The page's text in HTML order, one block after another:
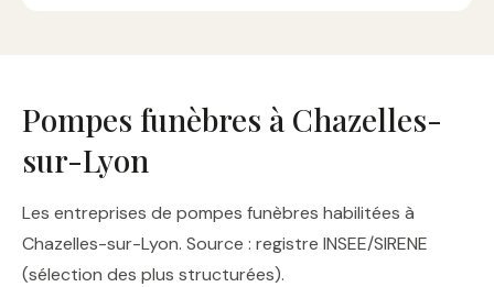
Pompes funèbres à Chazelles-
sur-Lyon
Les entreprises de pompes funèbres habilitées à
Chazelles-sur-Lyon. Source : registre INSEE/SIRENE
(sélection des plus structurées).